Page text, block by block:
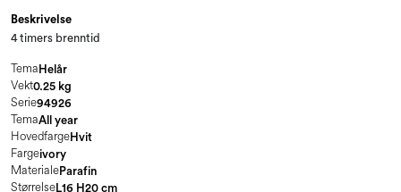
Beskrivelse
4 timers brenntid
Tema Helår
Vekt0.25 kg
Serie94926
TemaAll year
HovedfargeHvit
Fargeivory
MaterialeParafin
StørrelseL16 H20 cm